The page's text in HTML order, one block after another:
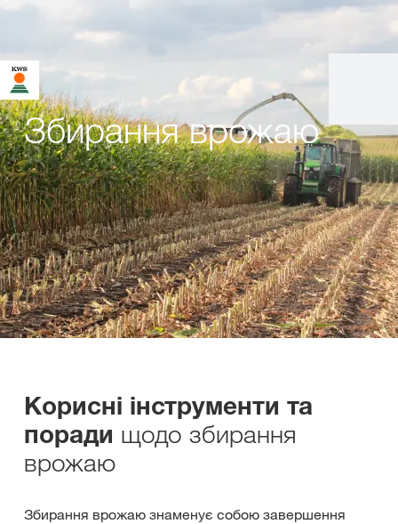
Збирання врожаю
Корисні інструменти та
поради щодо збирання
врожаю
Збирання врожаю знаменує собою завершення